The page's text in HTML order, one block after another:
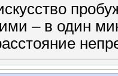
– в один